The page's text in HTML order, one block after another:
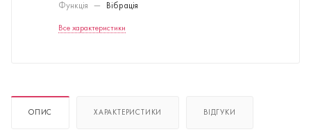
Функція
— Вібрація
Все характеристики
ОПИС ХАРАКТЕРИСТИКИ ВІДГУКИ